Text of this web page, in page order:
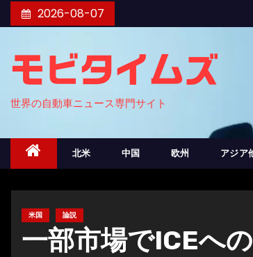
ン
2026-08-07
モビタイムズ
世界の自動車ニュース専門サイト
北米 中国 欧州 アジア
米国 論説
一部市場でICEへ